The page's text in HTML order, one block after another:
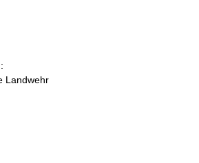
Landwehr